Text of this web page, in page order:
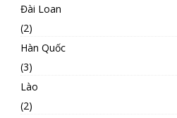
Đài Loan
(2)
Hàn Quốc
(3)
Lào
(2)